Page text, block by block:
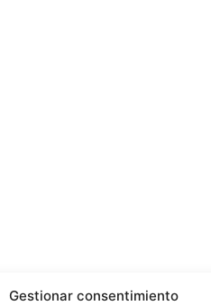
Gestionar consentimiento